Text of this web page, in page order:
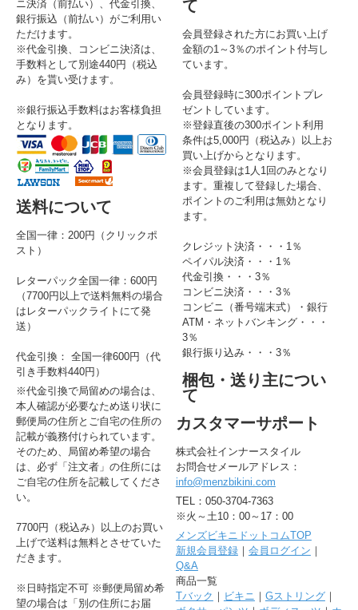
ニ決済（前払い）、代金引換、
銀行振込（前払い）がご利用い
ただけます。
※代金引換、コンビニ決済は、
手数料として別途440円（税込
み）を貰い受けます。
※銀行振込手数料はお客様負担
となります。
送料について
全国一律：200円（クリックポ
スト）
レターパック全国一律：600円
（7700円以上で送料無料の場合
はレターパックライトにて発
送）
代金引換： 全国一律600円（代
引き手数料440円）
※代金引換で局留めの場合は、
本人確認が必要なため送り状に
郵便局の住所とご自宅の住所の
記載が義務付けられています。
そのため、局留め希望の場合
は、必ず「注文者」の住所には
ご自宅の住所を記載してくださ
い。
7700円（税込み）以上のお買い
上げで送料は無料とさせていた
だきます。
※日時指定不可 ※郵便局留め希
望の場合は「別の住所にお届
て
会員登録された方にお買い上げ
金額の1～3％のポイント付与し
ています。
会員登録時に300ポイントプレ
ゼントしています。
※登録直後の300ポイント利用
条件は5,000円（税込み）以上お
買い上げからとなります。
※会員登録は1人1回のみとなり
ます。重複して登録した場合、
ポイントのご利用は無効となり
ます。
クレジット決済・・・1％
ペイパル決済・・・1％
代金引換・・・3％
コンビニ決済・・・3％
コンビニ（番号端末式）・銀行
ATM・ネットバンキング・・・
3％
銀行振り込み・・・3％
梱包・送り主につい
て
カスタマーサポート
株式会社インナースタイル
お問合せメールアドレス：
info@menzbikini.com
TEL：050-3704-7363
※火～土10：00～17：00
メンズビキニドットコムTOP
新規会員登録｜ 会員ログイン ｜
Q&A
商品一覧
Tバック ｜ ビキニ ｜ Gストリング｜